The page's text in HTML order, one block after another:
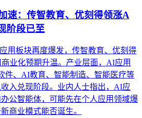
速：传智教育、优刻得领涨A
阶段已至
用板块再度爆发，传智教育、优刻得
业化预期升温。产业层面，AI应用
件、AI教育、智能制造、智能医疗等
入兑现阶段。业内人士指出，AI应
公智能体，可能先在个人应用领域爆
商业模式能否诞生。